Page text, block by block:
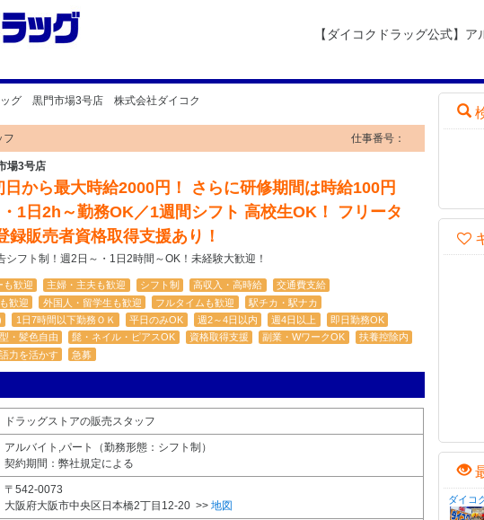
【ダイコクドラッグ公式】
ッグ 黒門市場3号店 株式会社ダイコク
フ 仕事番号：
場3号店
から最大時給2000円！ さらに研修期間は時給100円
1日2h～勤務OK／1週間シフト 高校生OK！ フリータ
販売者資格取得支援あり！
フト制！週2日～・1日2時間～OK！未経験大歓迎！
も歓迎 主婦・主夫も歓迎 シフト制 高収入・高時給
交通費支給
歓迎 外国人・留学生も歓迎 フルタイムも歓迎
駅チカ・駅ナカ
1日7時間以下勤務ＯＫ 平日のみOK 週2～4日以内 週4日以上
即日勤務OK
・髪色自由 髭・ネイル・ピアスOK 資格取得支援 副業・WワークOK
扶養控除内
力を活かす 急募
ドラッグストアの販売スタッフ
アルバイト,パート（勤務形態：シフト制）
契約期間：弊社規定による
〒542-0073
大阪府大阪市中央区日本橋2丁目12-20 >> 地図
ダイコ